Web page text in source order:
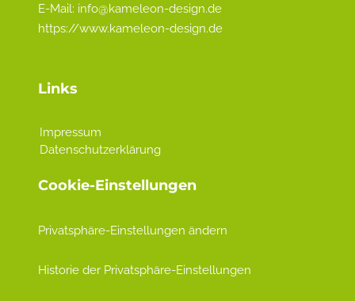
E-Mail: info@kameleon-design.de
https://www.kameleon-design.de
Links
Impressum
Datenschutzerklärung
Cookie-Einstellungen
Privatsphäre-Einstellungen ändern
Historie der Privatsphäre-Einstellungen